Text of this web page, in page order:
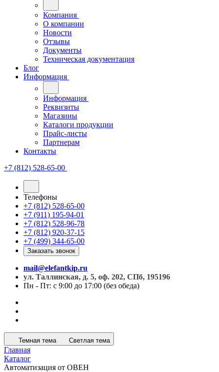
Компания
О компании
Новости
Отзывы
Документы
Техническая документация
Блог
Информация
Информация
Реквизиты
Магазины
Каталоги продукции
Прайс-листы
Партнерам
Контакты
+7 (812) 528-65-00
Телефоны
+7 (812) 528-65-00
+7 (911) 195-94-01
+7 (812) 528-96-78
+7 (812) 920-37-15
+7 (499) 344-65-00
Заказать звонок
mail@elefantkip.ru
ул. Таллинская, д. 5, оф. 202, СПб, 195196
Пн - Пт: с 9:00 до 17:00 (без обеда)
Темная тема Светлая тема
Главная
Каталог
Автоматизация от ОВЕН